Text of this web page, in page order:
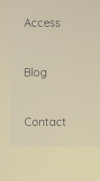
Access
Blog
Contact